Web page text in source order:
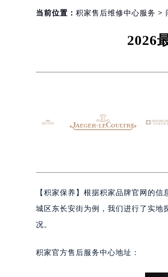
北京市东城区东长安
上海市徐汇区虹桥
扬州市邗江区国展
盐城市盐都区世纪大
泰州市海陵区永定
绍兴市越城区胜利东
嘉兴市南湖区广益路
广州市天河区天河路
当前位置： 积家售后维修中心服务 >
2026
【 积家保养】根据积家品牌官网的信
城区东长安街为例，我们进行了实地
况。
积家官方售后服务中心地址：